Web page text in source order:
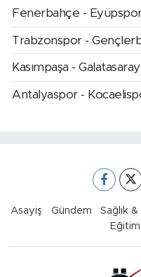
Fenerbahçe -
Trabzonspor -
Kasımpaşa - Galatasaray
Antalyaspor -
Asayiş Gündem Sağlık
Eğitim